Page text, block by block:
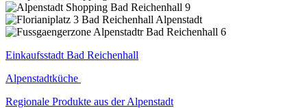
Einkaufsstadt Bad Reichenhall
Alpenstadtküche
Regionale Produkte aus der Alpenstadt